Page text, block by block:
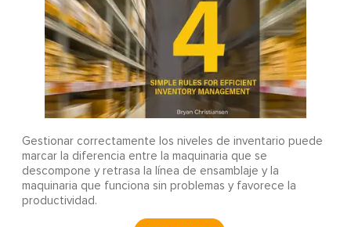
Gestionar correctamente los niveles de inventario puede
marcar la diferencia entre la maquinaria que se
descompone y retrasa la línea de ensamblaje y la
maquinaria que funciona sin problemas y favorece la
productividad.